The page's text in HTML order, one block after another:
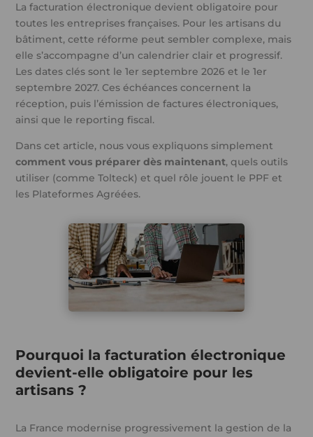
La facturation électronique devient obligatoire pour
toutes les entreprises françaises. Pour les artisans du
bâtiment, cette réforme peut sembler complexe, mais
elle s’accompagne d’un calendrier clair et progressif.
Les dates clés sont le 1er septembre 2026 et le 1er
septembre 2027. Ces échéances concernent la
réception, puis l’émission de factures électroniques,
ainsi que le reporting fiscal.
Dans cet article, nous vous expliquons simplement
comment vous préparer dès maintenant, quels outils
utiliser (comme Tolteck) et quel rôle jouent le PPF et
les Plateformes Agréées.
Pourquoi la facturation électronique
devient-elle obligatoire pour les
artisans ?
La France modernise progressivement la gestion de la